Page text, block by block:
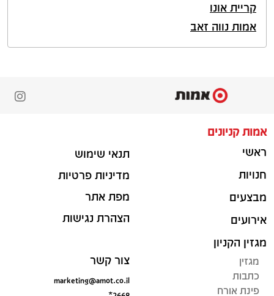
קריית אונו
אמות נווה זאב
אמות קניונים
ראשי
חנויות
מבצעים
אירועים
מגזין הקניון
מגזין
כתבות
פינת אורח
תנאי שימוש
מדיניות פרטיות
מפת אתר
הצהרת נגישות
צור קשר
marketing@amot.co.il